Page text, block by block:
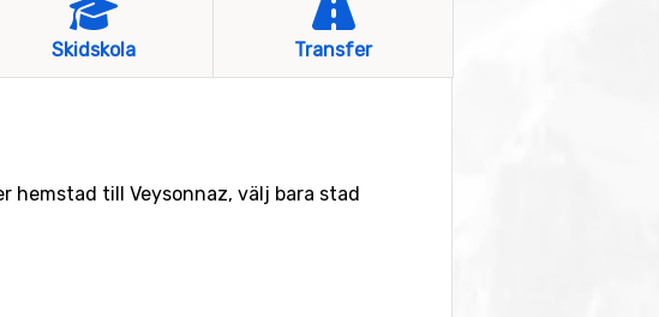
Skidskola Transfer
hemstad till Veysonnaz, välj bara stad